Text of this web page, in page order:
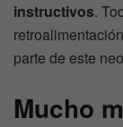
instructivos.
parte de este
Mucho